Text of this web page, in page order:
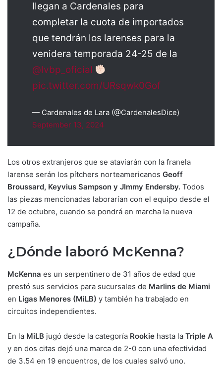
llegan a Cardenales para
completar la cuota de importados
que tendrán los larenses para la
venidera temporada 24-25 de la
@lvbp_oficial
pic.twitter.com/URsqwk0Gof
— Cardenales de Lara (@CardenalesDice)
September 13, 2024
Los otros extranjeros que se ataviarán con la franela
larense serán los pítchers norteamericanos Geoff
Broussard, Keyvius Sampson y JImmy Endersby. Todos
las piezas mencionadas laborarían con el equipo desde el
12 de octubre, cuando se pondrá en marcha la nueva
campaña.
¿Dónde laboró McKenna?
McKenna es un serpentinero de 31 años de edad que
prestó sus servicios para sucursales de Marlins de Miami
en Ligas Menores (MiLB) y también ha trabajado en
circuitos independientes.
En la MiLB jugó desde la categoría Rookie hasta la Triple A
y en dos citas dejó una marca de 2-0 con una efectividad
de 3.54 en 19 encuentros, de los cuales salvó uno.